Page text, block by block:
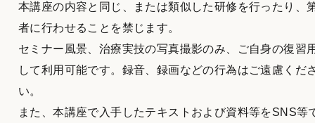
本講座の内容と同じ、または類似した研修を行ったり、
者に行わせることを禁じます。
セミナー風景、治療実技の写真撮影のみ、ご自身の復習
して利用可能です。録音、録画などの行為はご遠慮くだ
い。
また、本講座で入手したテキストおよび資料等をSNS等